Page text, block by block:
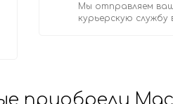
Мы отправляем
курьерскую службу
приобрели